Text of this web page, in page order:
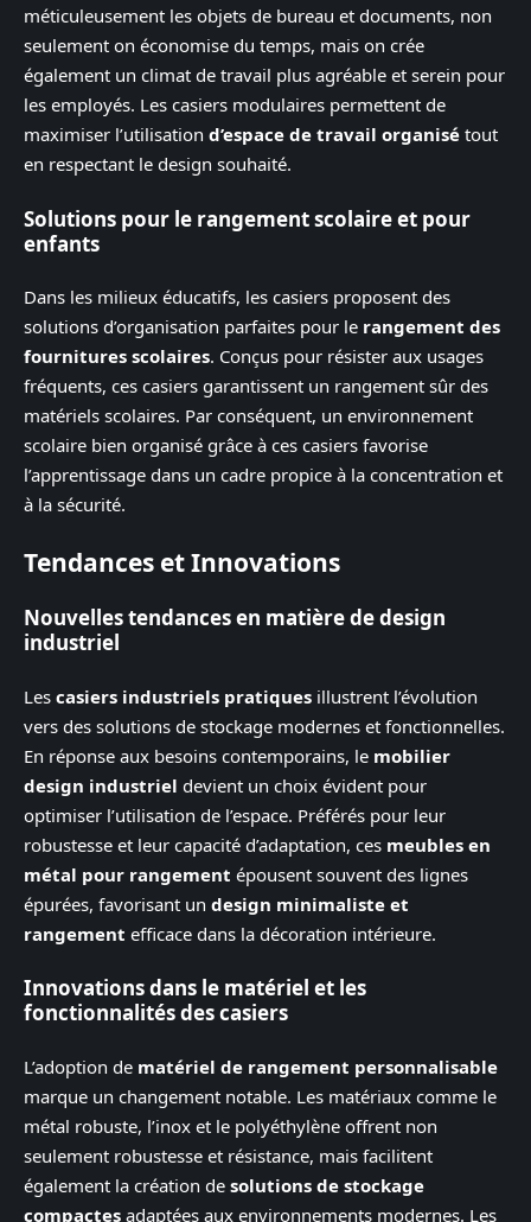
méticuleusement les objets de bureau et documents, non
seulement on économise du temps, mais on crée
également un climat de travail plus agréable et serein pour
les employés. Les casiers modulaires permettent de
maximiser l’utilisation d’espace de travail organisé tout
en respectant le design souhaité.
Solutions pour le rangement scolaire et pour
enfants
Dans les milieux éducatifs, les casiers proposent des
solutions d’organisation parfaites pour le rangement des
fournitures scolaires. Conçus pour résister aux usages
fréquents, ces casiers garantissent un rangement sûr des
matériels scolaires. Par conséquent, un environnement
scolaire bien organisé grâce à ces casiers favorise
l’apprentissage dans un cadre propice à la concentration et
à la sécurité.
Tendances et Innovations
Nouvelles tendances en matière de design
industriel
Les casiers industriels pratiques illustrent l’évolution
vers des solutions de stockage modernes et fonctionnelles.
En réponse aux besoins contemporains, le mobilier
design industriel devient un choix évident pour
optimiser l’utilisation de l’espace. Préférés pour leur
robustesse et leur capacité d’adaptation, ces meubles en
métal pour rangement épousent souvent des lignes
épurées, favorisant un design minimaliste et
rangement efficace dans la décoration intérieure.
Innovations dans le matériel et les
fonctionnalités des casiers
L’adoption de matériel de rangement personnalisable
marque un changement notable. Les matériaux comme le
métal robuste, l’inox et le polyéthylène offrent non
seulement robustesse et résistance, mais facilitent
également la création de solutions de stockage
compactes adaptées aux environnements modernes. Les